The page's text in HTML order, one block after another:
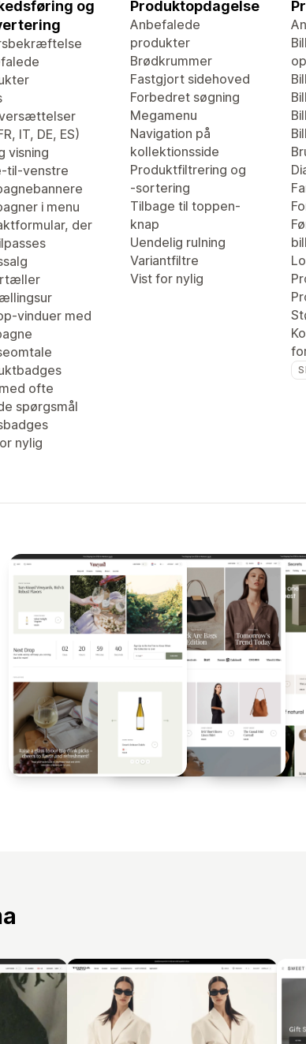
og
IT, DE, ES)
visning
til-venstre
i menu
der
vinduer med
ofte
spørgsmål
nylig
Produktopdagelse
Anbefalede
produkter
Brødkrummer
Fastgjort sidehoved
Forbedret søgning
Megamenu
Navigation på
kollektionsside
Produktfiltrering og
-sortering
Tilbage til toppen-
knap
Uendelig rulning
Variantfiltre
Vist for nylig